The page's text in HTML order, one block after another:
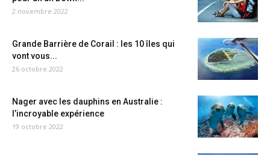
2 novembre 2022
Grande Barrière de Corail : les 10 îles qui
vont vous...
26 octobre 2022
Nager avec les dauphins en Australie :
l’incroyable expérience
19 octobre 2022